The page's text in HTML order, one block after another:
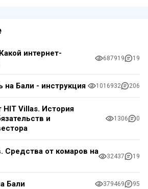
интернет-
687919 19
на Бали - инструкция 1016932 206
Villas. История
и
1306 0
Средства от комаров на
32437 19
Бали 379469 95